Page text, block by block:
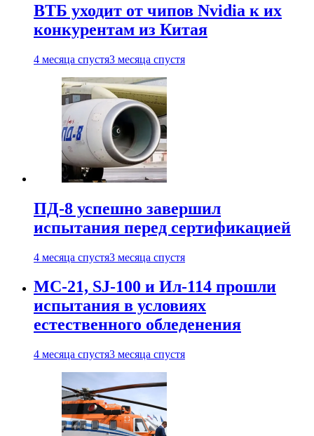
ВТБ уходит от чипов Nvidia к их
конкурентам из Китая
4 месяца спустя3 месяца спустя
ПД-8 успешно завершил
испытания перед сертификацией
4 месяца спустя3 месяца спустя
МС-21, SJ-100 и Ил-114 прошли
испытания в условиях
естественного обледенения
4 месяца спустя3 месяца спустя